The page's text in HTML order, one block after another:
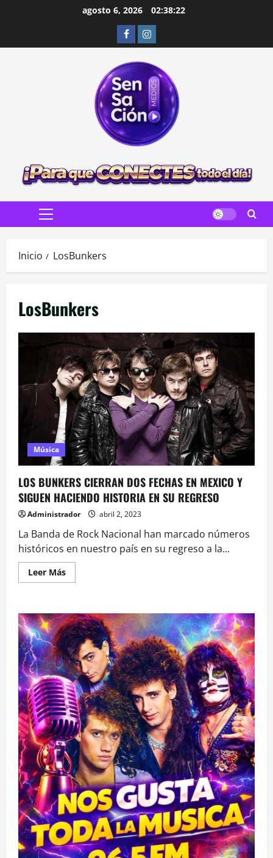
agosto 6, 2026 02:38:23
FacebookInstagram
Menú
Inicio LosBunkers
LosBunkers
Música
LOS BUNKERS CIERRAN DOS FECHAS EN MEXICO Y
SIGUEN HACIENDO HISTORIA EN SU REGRESO
Administrador abril 2, 2023
La Banda de Rock Nacional han marcado números
históricos en nuestro país en su regreso a la...
Leer MásLeer
más
BUNKERS
CIERRAN
DOS
FECHAS
EN
MEXICO
Y
SIGUEN
HACIENDO
HISTORIA
EN
SU
REGRESO